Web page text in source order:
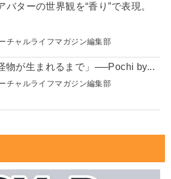
バターの世界観を“香り”で表現。
チャルライフマガジン編集部
物が生まれるまで」──Pochi by...
チャルライフマガジン編集部